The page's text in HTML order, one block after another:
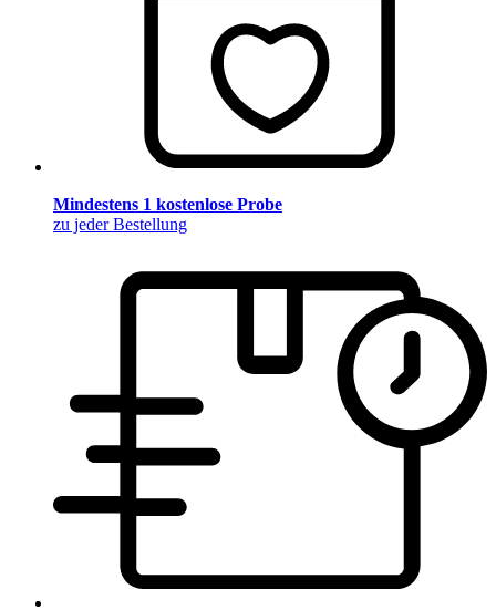
Mindestens 1 kostenlose Probe
zu jeder Bestellung